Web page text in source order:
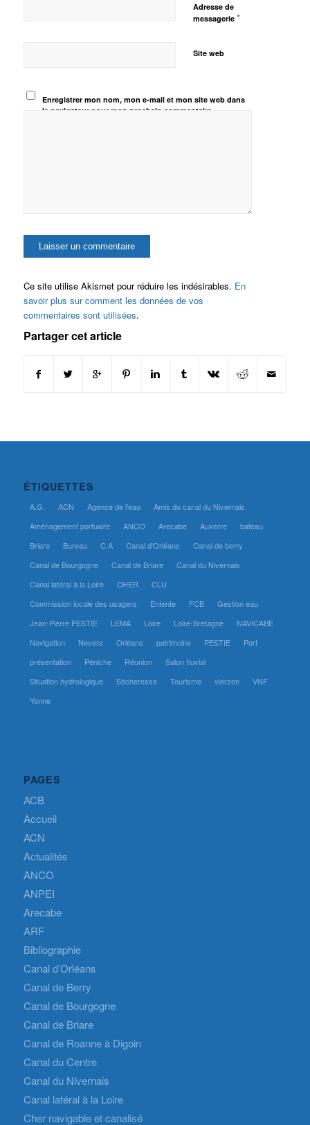
Adresse de
messagerie *
Site web
Enregistrer mon nom, mon e-mail et mon site web dans
le navigateur pour mon prochain commentaire.
Ce site utilise Akismet pour réduire les indésirables. En
savoir plus sur comment les données de vos
commentaires sont utilisées.
Partager cet article
ÉTIQUETTES
A.G. ACN Agence de l'eau
Amis du canal du Nivernais
Aménagement portuaire
ANCO Arecabe Auxerre
bateau
Briare
Bureau C.A Canal d'Orléans
Canal de berry
Canal de Bourgogne
Canal de Briare
Canal du Nivernais
Canal latéral à la Loire
CHER
CLU
Commission locale des usagers
Entente FCB
Gestion eau
Jean-Pierre PESTIE
LEMA Loire Loire-Bretagne
NAVICABE
Navigation
Nevers Orléans patrimoine PESTIE
Port
présentation
Péniche Réunion
Salon fluvial
Situation hydrologique
Sécheresse Tourisme vierzon
VNF
Yonne
PAGES
ACB
Accueil
ACN
Actualités
ANCO
ANPEI
Arecabe
ARF
Bibliographie
Canal d’Orléans
Canal de Berry
Canal de Bourgogne
Canal de Briare
Canal de Roanne à Digoin
Canal du Centre
Canal du Nivernais
Canal latéral à la Loire
Cher navigable et canalisé